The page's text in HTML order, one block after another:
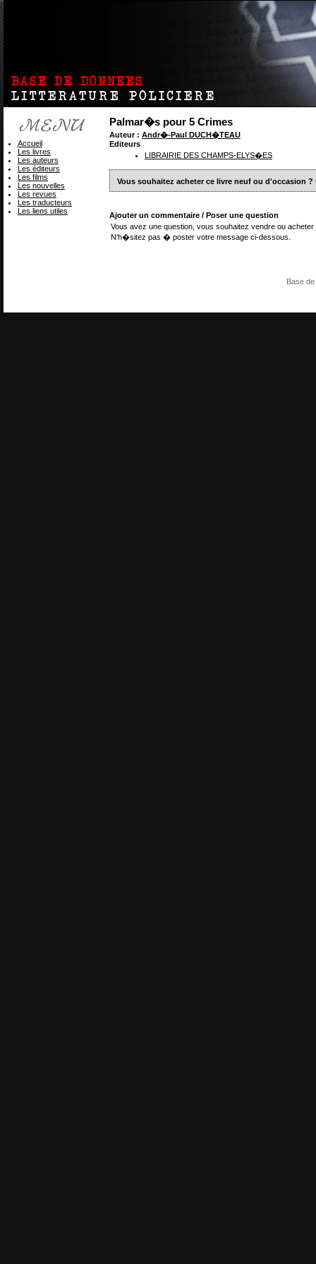
Palmar�s pour 5 Crimes
Auteur : Andr�-Paul DUCH�TEAU
Editeurs
LIBRAIRIE DES CHAMPS-ELYS�ES
Vous souhaitez acheter ce livre neuf ou d'occasion ?
Ajouter un commentaire / Poser une question
Vous avez une question, vous souhaitez vendre ou
N'h�sitez pas � poster votre message ci-dessous.
Accueil
Les livres
Les auteurs
Les éditeurs
Les films
Les nouvelles
Les revues
Les traducteurs
Les liens utiles
Base